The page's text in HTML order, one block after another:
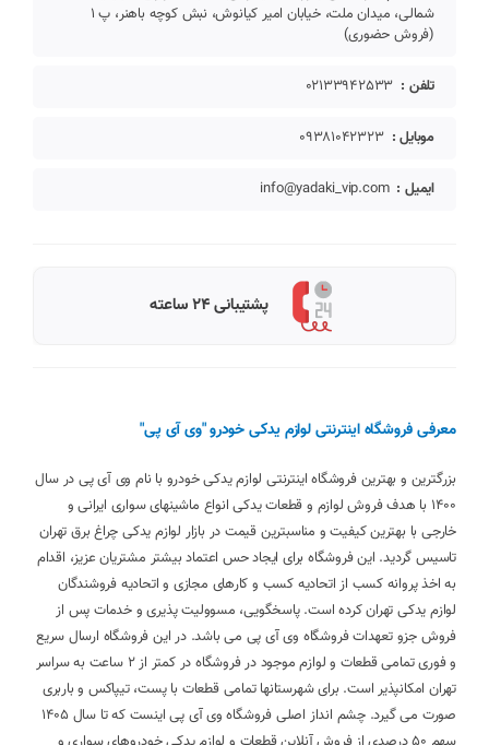
شمالی، میدان ملت، خیابان امیر کیانوش، نبش کوچه باهنر، پ 1
(فروش حضوری)
تلفن : 02133942533
موبایل : 09381042323
ایمیل : info@yadaki_vip.com
پشتیبانی 24 ساعته
معرفی فروشگاه اینترنتی لوازم یدکی خودرو "وی آی پی"
بزرگترین و بهترین فروشگاه اینترنتی لوازم یدکی خودرو با نام وی آی پی در سال
1400 با هدف فروش لوازم و قطعات یدکی انواع ماشینهای سواری ایرانی و
خارجی با بهترین کیفیت و مناسبترین قیمت در بازار لوازم یدکی چراغ برق تهران
تاسیس گردید. این فروشگاه برای ایجاد حس اعتماد بیشتر مشتریان عزیز، اقدام
به اخذ پروانه کسب از اتحادیه کسب و کارهای مجازی و اتحادیه فروشندگان
لوازم یدکی تهران کرده است. پاسخگویی، مسوولیت پذیری و خدمات پس از
فروش جزو تعهدات فروشگاه وی آی پی می باشد. در این فروشگاه ارسال سریع
و فوری تمامی قطعات و لوازم موجود در فروشگاه در کمتر از 2 ساعت به سراسر
تهران امکانپذیر است. برای شهرستانها تمامی قطعات با پست، تیپاکس و باربری
صورت می گیرد. چشم انداز اصلی فروشگاه وی آی پی اینست که تا سال 1405